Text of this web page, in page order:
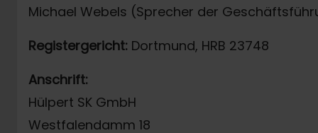
Michael Webels (Sprecher der
Registergericht: Dortmund, HRB 23748
Anschrift:
Hülpert SK GmbH
Westfalendamm 18